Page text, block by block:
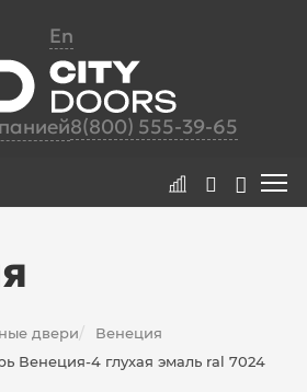
En
8(800) 555-39-65
двери/ Венеция
Венеция-4 глухая эмаль ral 7024